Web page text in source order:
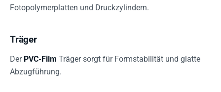
Fotopolymerplatten und Druckzylindern.
Träger
Der PVC-Film Träger sorgt für Formstabilität und glatte
Abzugführung.